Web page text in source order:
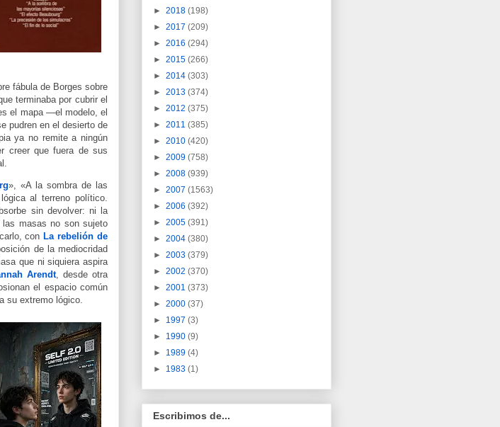
fábula de Borges sobre
terminaba por cubrir el
el mapa —el modelo, el
pudren en el desierto de
ya no remite a ningún
creer que fuera de sus
», «A la sombra de las
al terreno político.
sin devolver: ni la
las masas no son sujeto
con La rebelión de
de la mediocridad
que ni siquiera aspira
Arendt, desde otra
el espacio común
su extremo lógico.
► 2018 (198)
► 2017 (209)
► 2016 (294)
► 2015 (266)
► 2014 (303)
► 2013 (374)
► 2012 (375)
► 2011 (385)
► 2010 (420)
► 2009 (758)
► 2008 (939)
► 2007 (1563)
► 2006 (392)
► 2005 (391)
► 2004 (380)
► 2003 (379)
► 2002 (370)
► 2001 (373)
► 2000 (37)
► 1997 (3)
► 1990 (9)
► 1989 (4)
► 1983 (1)
Escribimos de...